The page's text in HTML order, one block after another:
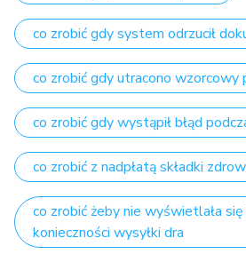
co zrobić gdy system odrzucił
co zrobić gdy utracono wzorcowy
co zrobić gdy wystąpił błąd
co zrobić z nadpłatą składki
co zrobić żeby nie wyświetlała się
konieczności wysyłki dra